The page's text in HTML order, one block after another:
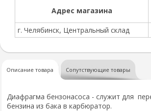
Адрес магазина
г. Челябинск, Центральный склад
Описание товара Сопутствующие товары
Диафрагма бензонасоса - служит для
бензина из бака в карбюратор.